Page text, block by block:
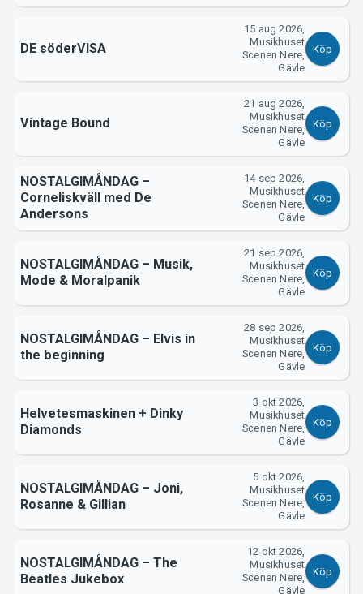
Om Tickster
DE söderVISA
15 aug 2026,
Musikhuset
Scenen Nere,
Gävle
Köp
Vintage Bound
21 aug 2026,
Musikhuset
Scenen Nere,
Gävle
Köp
NOSTALGIMÅNDAG –
Corneliskväll med De
Andersons
14 sep 2026,
Musikhuset
Scenen Nere,
Gävle
Köp
NOSTALGIMÅNDAG – Musik,
Mode & Moralpanik
21 sep 2026,
Musikhuset
Scenen Nere,
Gävle
Köp
NOSTALGIMÅNDAG – Elvis in
the beginning
28 sep 2026,
Musikhuset
Scenen Nere,
Gävle
Köp
Helvetesmaskinen + Dinky
Diamonds
3 okt 2026,
Musikhuset
Scenen Nere,
Gävle
Köp
NOSTALGIMÅNDAG – Joni,
Rosanne & Gillian
5 okt 2026,
Musikhuset
Scenen Nere,
Gävle
Köp
NOSTALGIMÅNDAG – The
Beatles Jukebox
12 okt 2026,
Musikhuset
Scenen Nere,
Gävle
Köp